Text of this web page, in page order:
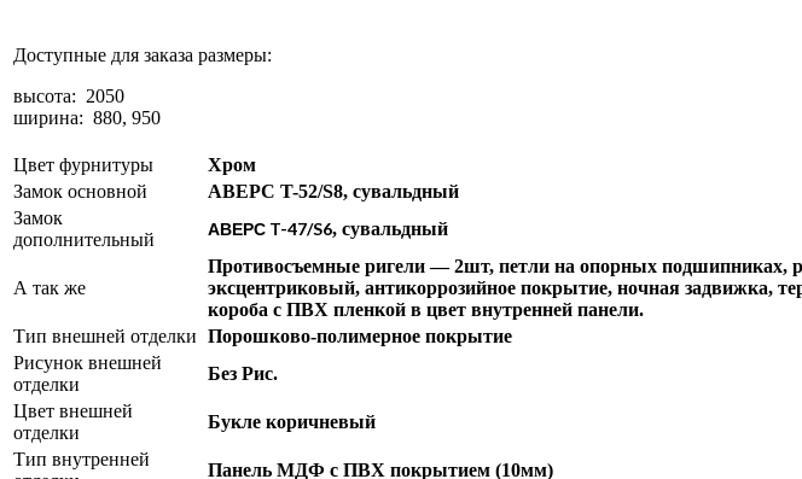
Доступные для заказа размеры:
высота: 2050
ширина: 880, 950
Цвет фурнитуры
Хром
Замок основной
АВЕРС T-52/S8, сувальдный
Замок
дополнительный
АВЕРС T-47/S6, сувальдный
А так же
Противосъемные ригели — 2шт, петли на опорных подшипниках,
эксцентриковый, антикоррозийное покрытие, ночная задвижка,
короба с ПВХ пленкой в цвет внутренней панели.
Тип внешней отделки Порошково-полимерное покрытие
Рисунок внешней
отделки
Без Рис.
Цвет внешней
отделки
Букле коричневый
Тип внутренней
Панель МДФ с ПВХ покрытием (10мм)